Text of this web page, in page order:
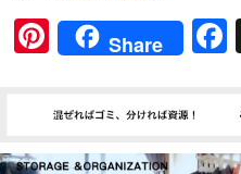
Pinterest
Share